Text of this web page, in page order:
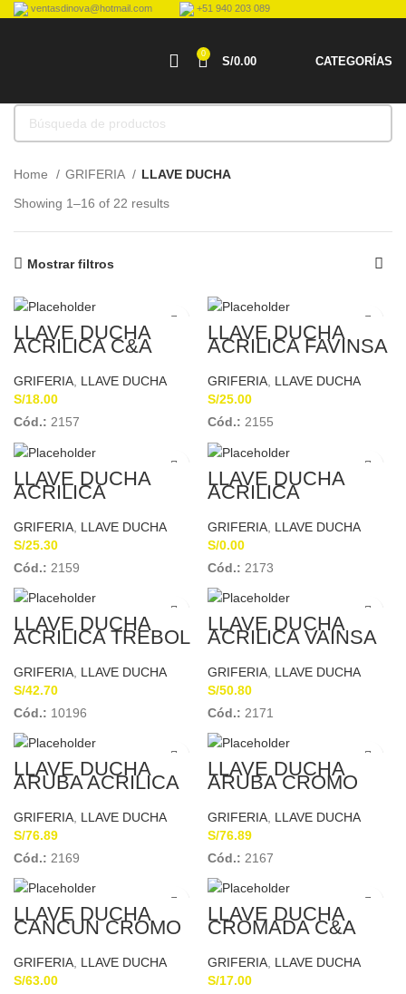
ventasdinova@hotmail.com +51 940 203 089
0
S/0.00 CATEGORÍAS
Home GRIFERIA
LLAVE DUCHA
Showing 1–16 of 22 results
Mostrar filtros
LLAVE DUCHA
ACRILICA C&A
GRIFERIA, LLAVE DUCHA
S/18.00
Cód.: 2157
LLAVE DUCHA
ACRILICA FAVINSA
GRIFERIA, LLAVE DUCHA
S/25.00
Cód.: 2155
LLAVE DUCHA
ACRILICA
GRIVELSA
GRIFERIA LLAVE DUCHA
S/25.30
Cód.: 2159
LLAVE DUCHA
ACRILICA
SCHUBERT
GRIFERIA LLAVE DUCHA
S/0.00
Cód.: 2173
LLAVE DUCHA
ACRILICA TREBOL
GRIFERIA LLAVE DUCHA
S/42.70
Cód.: 10196
LLAVE DUCHA
ACRILICA VAINSA
E.
GRIFERIA LLAVE DUCHA
S/50.80
Cód.: 2171
LLAVE DUCHA
ARUBA ACRILICA
ITALGRIF
GR70A000
GRIFERIA LLAVE DUCHA
S/76.89
Cód.: 2169
LLAVE DUCHA
ARUBA CROMO
ITALGRIF GR70A0
GRIFERIA LLAVE DUCHA
S/76.89
Cód.: 2167
LLAVE DUCHA
CANCUN CROMO
ITALGRIF
GR70C000
GRIFERIA, LLAVE DUCHA
S/63.00
LLAVE DUCHA
CROMADA C&A
GRIFERIA, LLAVE DUCHA
S/17.00